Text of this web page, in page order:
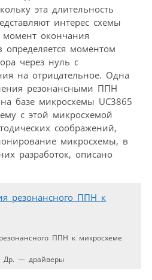
эта длительность
интерес схемы
окончания
моментом
через нуль с
на отрицательное. Одна
резонансными ППН
базе микросхемы UC3865
с этой микросхемой
соображений,
микросхемы, в
разработок, описано
ППН к микросхеме
Др. — драйверы